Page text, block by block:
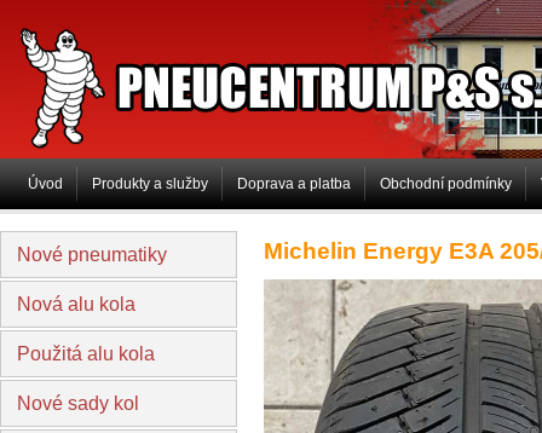
PNEUCENTRUM P&S
Úvod Produkty a služby Doprava a platba Obchodní podmínky
Nové pneumatiky
Nová alu kola
Použitá alu kola
Nové sady kol
Michelin Energy E3A